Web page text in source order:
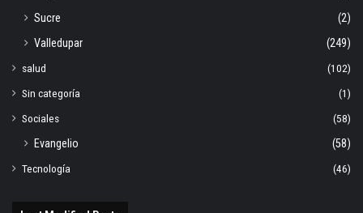
Sucre
(2)
Valledupar
(249)
salud
(102)
Sin categoría
(1)
Sociales
(58)
Evangelio
(58)
Tecnología
(46)